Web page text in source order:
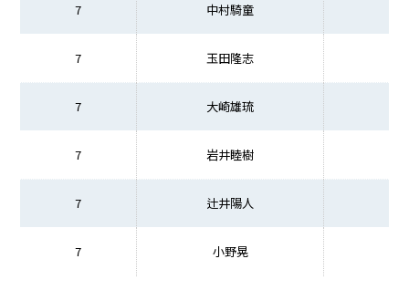
7 中村騎童
7 玉田隆志
7 大崎雄琉
7 岩井睦樹
7 辻井陽人
7 小野晃